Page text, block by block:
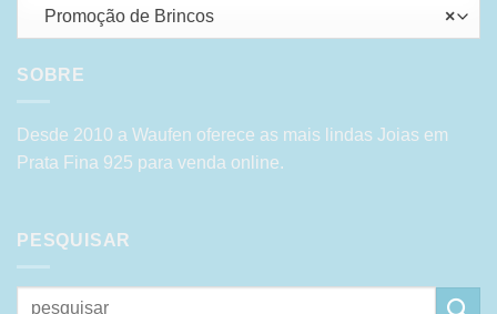
×
Promoção de Brincos
SOBRE
Desde 2010 a Waufen oferece as mais lindas Joias em
Prata Fina 925 para venda online.
PESQUISAR
Pesquisar